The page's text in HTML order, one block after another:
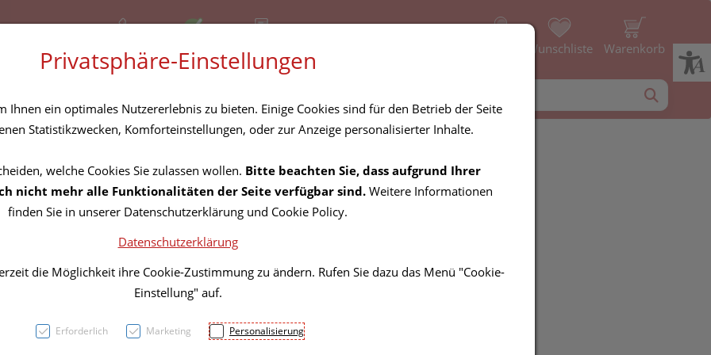
+43 (01) 3683167 Offen Rezept-Anfrage Wunschliste Warenkorb
TONERIN KPS
41,85 EUR
Privatsphäre-Einstellungen
Ihnen ein optimales Nutzererlebnis zu bieten. Einige Cookies sind für den Betrieb der Seite
Statistikzwecken, Komforteinstellungen, oder zur Anzeige personalisierter Inhalte.
welche Cookies Sie zulassen wollen. Bitte beachten Sie, dass aufgrund Ihrer
nicht mehr alle Funktionalitäten der Seite verfügbar sind. Weitere Informationen
finden Sie in unserer Datenschutzerklärung und Cookie Policy.
Datenschutzerklärung
die Möglichkeit ihre Cookie-Zustimmung zu ändern. Rufen Sie dazu das Menü "Cookie-
Einstellung" auf.
Erforderlich Marketing Personalisierung